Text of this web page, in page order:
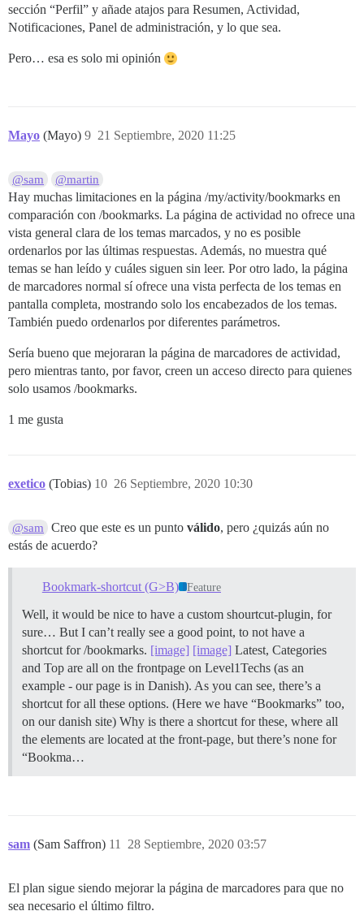
sección “Perfil” y añade atajos para Resumen, Actividad,
Notificaciones, Panel de administración, y lo que sea.
Pero… esa es solo mi opinión
Mayo (Mayo) 21 Septiembre, 2020 11:25
9
@sam @martin
Hay muchas limitaciones en la página /my/activity/bookmarks en
comparación con /bookmarks. La página de actividad no ofrece una
vista general clara de los temas marcados, y no es posible
ordenarlos por las últimas respuestas. Además, no muestra qué
temas se han leído y cuáles siguen sin leer. Por otro lado, la página
de marcadores normal sí ofrece una vista perfecta de los temas en
pantalla completa, mostrando solo los encabezados de los temas.
También puedo ordenarlos por diferentes parámetros.
Sería bueno que mejoraran la página de marcadores de actividad,
pero mientras tanto, por favor, creen un acceso directo para quienes
solo usamos /bookmarks.
1 me gusta
exetico (Tobias) 26 Septiembre, 2020 10:30
10
@sam Creo que este es un puntoválido, pero ¿quizás aún no
estás de acuerdo?
Bookmark-shortcut (G>B) Feature
Well, it would be nice to have a custom shourtcut-plugin, for
sure… But I can’t really see a good point, to not have a
shortcut for /bookmarks. [image] [image] Latest, Categories
and Top are all on the frontpage on Level1Techs (as an
example - our page is in Danish). As you can see, there’s a
shortcut for all these options. (Here we have “Bookmarks” too,
on our danish site) Why is there a shortcut for these, where all
the elements are located at the front-page, but there’s none for
“Bookma…
sam (Sam Saffron) 28 Septiembre, 2020 03:57
11
El plan sigue siendo mejorar la página de marcadores para que no
sea necesario el último filtro.